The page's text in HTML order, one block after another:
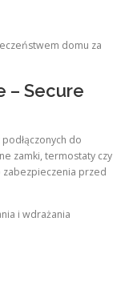
domu za
– Secure
do
zamki, termostaty czy
przed
i wdrażania